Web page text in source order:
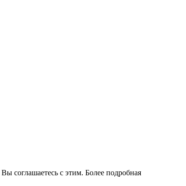
соглашаетесь с этим. Более подробная